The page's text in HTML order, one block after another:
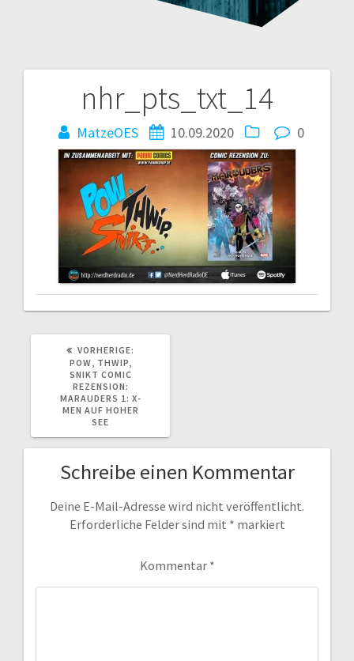
nhr_pts_txt_14
MatzeOES 10.09.2020 0
Beitragsnavigation
VORHERIGE:
POW, THWIP,
SNIKT COMIC
REZENSION:
MARAUDERS 1: X-
MEN AUF HOHER
SEE
Schreibe einen Kommentar
Deine E-Mail-Adresse wird nicht veröffentlicht.
Erforderliche Felder sind mit * markiert
Kommentar *